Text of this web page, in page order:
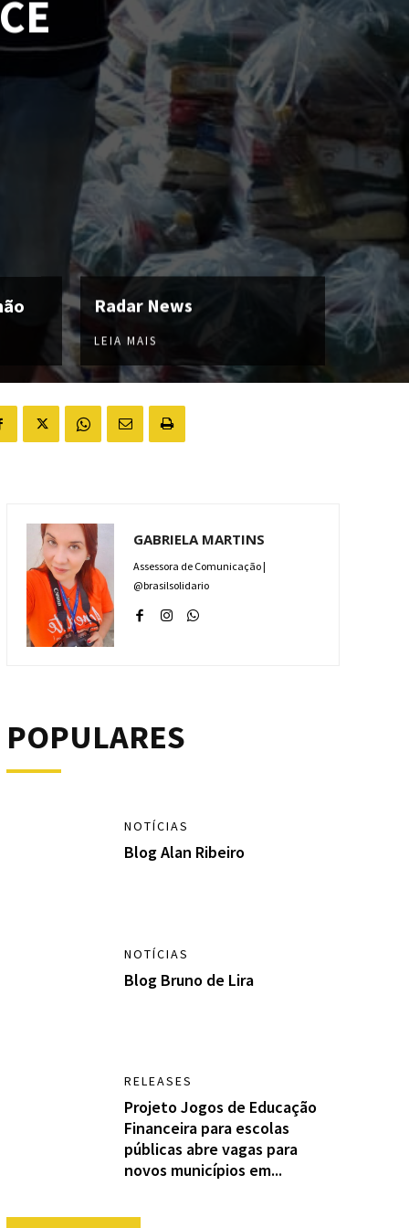
Radar News
LEIA MAIS
GABRIELA MARTINS
Assessora de Comunicação |
@brasilsolidario
POPULARES
NOTÍCIAS
Blog Alan Ribeiro
NOTÍCIAS
Blog Bruno de Lira
RELEASES
Projeto Jogos de Educação
Financeira para escolas
públicas abre vagas para
novos municípios em...